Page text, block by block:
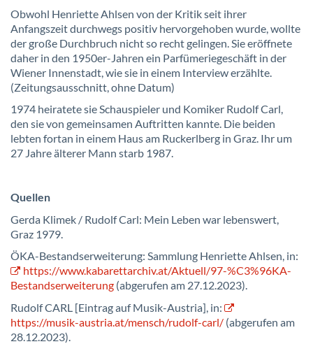
Obwohl Henriette Ahlsen von der Kritik seit ihrer
Anfangszeit durchwegs positiv hervorgehoben wurde, wollte
der große Durchbruch nicht so recht gelingen. Sie eröffnete
daher in den 1950er-Jahren ein Parfümeriegeschäft in der
Wiener Innenstadt, wie sie in einem Interview erzählte.
(Zeitungsausschnitt, ohne Datum)
1974 heiratete sie Schauspieler und Komiker Rudolf Carl,
den sie von gemeinsamen Auftritten kannte. Die beiden
lebten fortan in einem Haus am Ruckerlberg in Graz. Ihr um
27 Jahre älterer Mann starb 1987.
Quellen
Gerda Klimek / Rudolf Carl: Mein Leben war lebenswert,
Graz 1979.
ÖKA-Bestandserweiterung: Sammlung Henriette Ahlsen, in:
https://www.kabarettarchiv.at/Aktuell/97-%C3%96KA-
Bestandserweiterung (abgerufen am 27.12.2023).
Rudolf CARL [Eintrag auf Musik-Austria], in:
https://musik-austria.at/mensch/rudolf-carl/ (abgerufen am
28.12.2023).